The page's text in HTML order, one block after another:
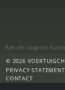
Aan dit rapport
© 2026
PRIVACY STATEMENT
CONTACT